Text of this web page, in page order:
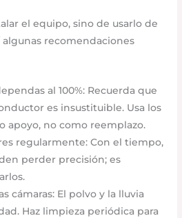
el equipo, sino de usarlo de
recomendaciones
al 100%: Recuerda que
es insustituible. Usa los
apoyo, no como reemplazo.
regularmente: Con el tiempo,
perder precisión; es
cámaras: El polvo y la lluvia
Haz limpieza periódica para